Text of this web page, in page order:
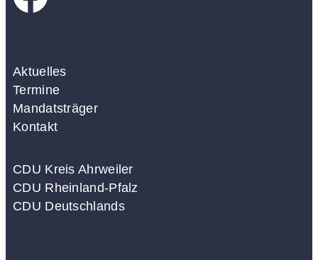
Aktuelles
Termine
Mandatsträger
Kontakt
CDU Kreis Ahrweiler
CDU Rheinland-Pfalz
CDU Deutschlands